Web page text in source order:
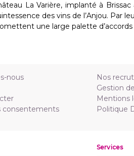
La Varière, implanté à
des vins de l’Anjou. Par
une large palette
nous
consentements
Nos
Gestion
Mentions
Politique
Services